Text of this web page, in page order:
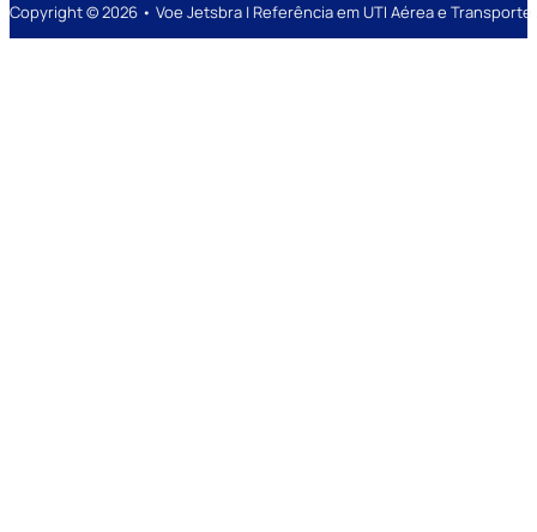
Copyright © 2026 • Voe Jetsbra | Referência em UTI Aérea e